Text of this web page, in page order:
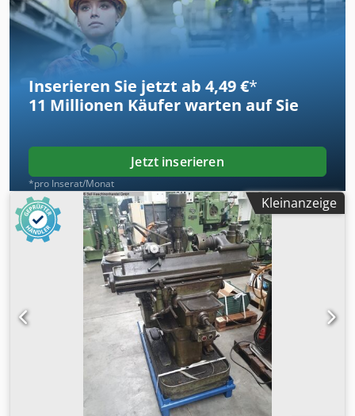
Inserieren Sie jetzt ab 4,49 €*
11 Millionen Käufer warten auf Sie
Jetzt inserieren
*pro Inserat/Monat
Kleinanzeige